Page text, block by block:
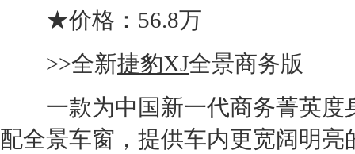
★价格：56.8万
>>全新捷豹XJ全景商务版
一款为中国新一代商务菁英度
配全景车窗，提供车内更宽阔明